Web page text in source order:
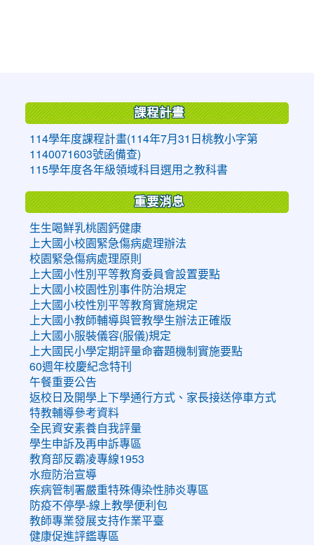
課程計畫
114學年度課程計畫(114年7月31日桃教小字第
1140071603號函備查)
115學年度各年級領域科目選用之教科書
重要消息
生生喝鮮乳桃園鈣健康
上大國小校園緊急傷病處理辦法
校園緊急傷病處理原則
上大國小性別平等教育委員會設置要點
上大國小校園性別事件防治規定
上大國小校性別平等教育實施規定
上大國小教師輔導與管教學生辦法正確版
上大國小服裝儀容(服儀)規定
上大國民小學定期評量命審題機制實施要點
60週年校慶紀念特刊
午餐重要公告
返校日及開學上下學通行方式、家長接送停車方式
特教輔導參考資料
全民資安素養自我評量
學生申訴及再申訴專區
教育部反霸凌專線1953
水痘防治宣導
疾病管制署嚴重特殊傳染性肺炎專區
防疫不停學-線上教學便利包
教師專業發展支持作業平臺
健康促進評鑑專區